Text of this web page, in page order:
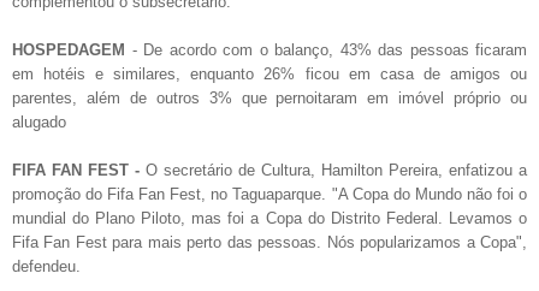
HOSPEDAGEM - De acordo com o balanço, 43% das pessoas ficaram
em hotéis e similares, enquanto 26% ficou em casa de amigos ou
parentes, além de outros 3% que pernoitaram em imóvel próprio ou
alugado
FIFA FAN FEST - O secretário de Cultura, Hamilton Pereira, enfatizou a
promoção do Fifa Fan Fest, no Taguaparque. "A Copa do Mundo não foi o
mundial do Plano Piloto, mas foi a Copa do Distrito Federal. Levamos o
Fifa Fan Fest para mais perto das pessoas. Nós popularizamos a Copa",
defendeu.